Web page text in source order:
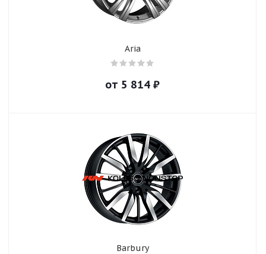
Aria
от 5 814 ₽
Barbury